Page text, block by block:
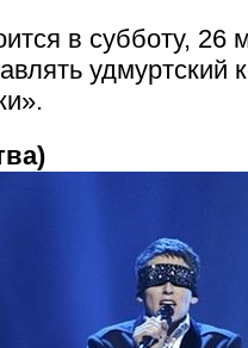
в субботу, 26
удмуртский